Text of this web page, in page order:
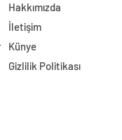
Hakkımızda
İletişim
Künye
Gizlilik Politikası